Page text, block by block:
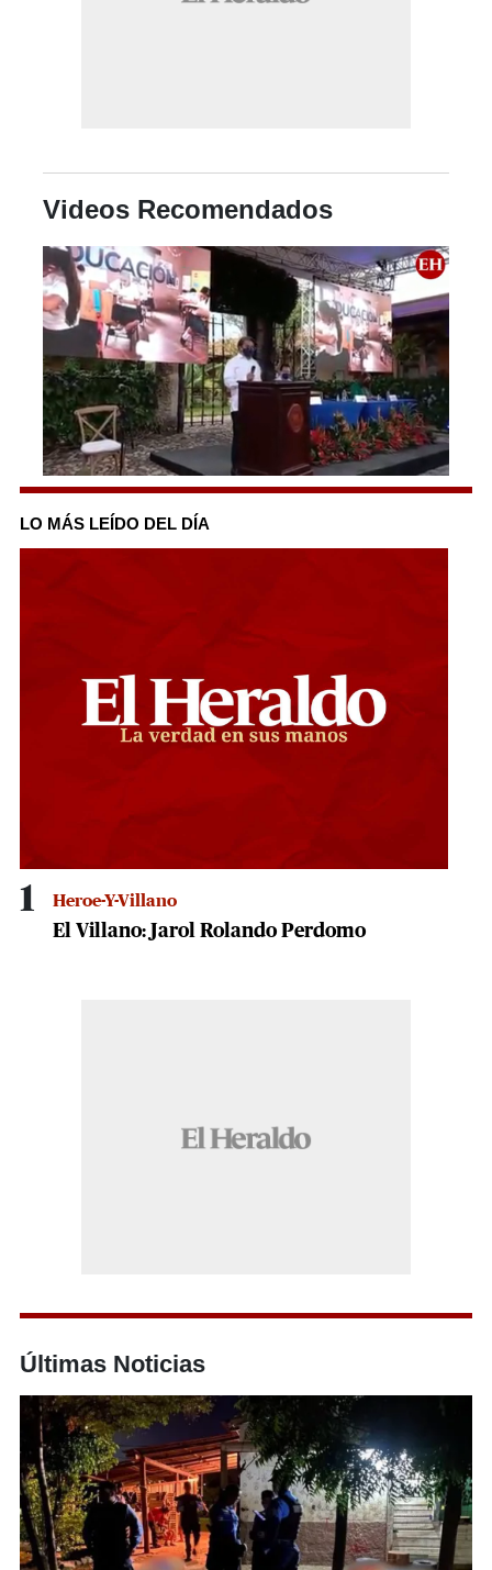
Videos Recomendados
0
of
3
minutes,
LO MÁS LEÍDO DEL DÍA
1 Heroe-Y-Villano
El Villano: Jarol Rolando Perdomo
Últimas Noticias